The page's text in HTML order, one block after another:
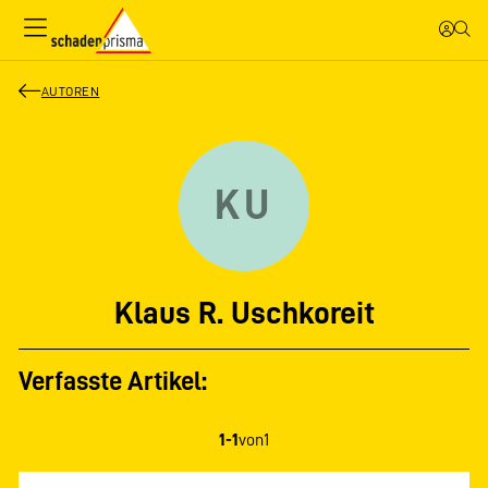
AUTOREN
KU
Klaus R. Uschkoreit
Verfasste Artikel:
1-1von1